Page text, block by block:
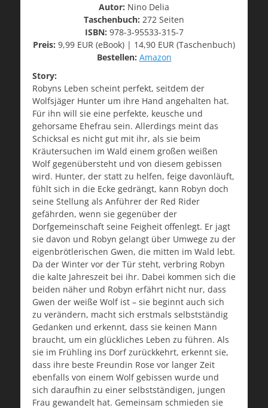
Autor: Nino Delia
Taschenbuch: 272 Seiten
ISBN: 978-3-95533-315-7
Preis: 9,99 EUR (eBook) | 14,90 EUR (Taschenbuch)
Bestellen: Amazon
Story:
Robyns Leben scheint perfekt, seitdem der
Wolfsjäger Hunter um ihre Hand angehalten hat.
Für ihn will sie eine perfekte, keusche und
gehorsame Ehefrau sein. Allerdings meint das
Schicksal es nicht gut mit ihr, als sie beim
Kräutersuchen im Wald einem großen weißen
Wolf gegenübersteht und von diesem gebissen
wird. Hunter, der statt zu helfen, feige davonläuft,
fühlt sich in die Ecke gedrängt, kann Robyn doch
seine Stellung als Anführer der Red Rider
gefährden, wenn sie gegenüber der
Dorfgemeinschaft seine Feigheit offenlegt. Er jagt
sie davon und Robyn gelangt über Umwege zu der
eigenbrötlerischen Gwen, die mitten im Wald lebt.
Da der Winter vor der Tür steht, verbring Robyn
die kalte Jahreszeit bei ihr. Dabei kommen sich die
beiden näher und Robyn erfährt nicht nur, dass
Gwen der weiße Wolf ist – sie beginnt auch sich
zu verändern, macht sich erstmals selbstständig
Gedanken und erkennt, dass sie keinen Mann
braucht, um ein glückliches Leben zu führen. Als
sie im Frühling ins Dorf zurückkehrt, erkennt sie,
dass ihre beste Freundin Rose vor langer Zeit
ebenfalls von einem Wolf gebissen wurde und
sich daraufhin zu einer selbstständigen, jungen
Frau gewandelt hat. Gemeinsam schmieden sie